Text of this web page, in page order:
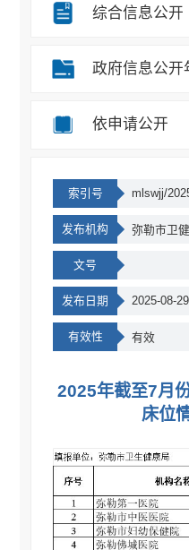
综合信息公开
政府信息公开
依申请公开
索引号 mlswjj/
发布机构 弥勒市卫
文号
发布日期 2025-08-29
有效性 有效
2025年截至7月
床位